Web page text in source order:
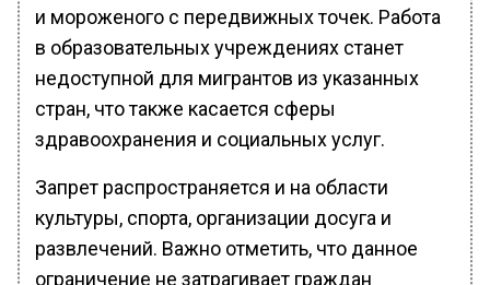
и мороженого с передвижных точек. Работа
в образовательных учреждениях станет
недоступной для мигрантов из указанных
стран, что также касается сферы
здравоохранения и социальных услуг.
Запрет распространяется и на области
культуры, спорта, организации досуга и
развлечений. Важно отметить, что данное
ограничение не затрагивает граждан